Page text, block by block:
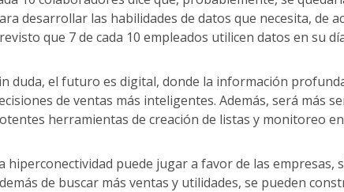
desarrollar las habilidades de datos que necesita, de
que 7 de cada 10 empleados utilicen datos en su
duda, el futuro es digital, donde la información
de ventas más inteligentes. Además, será más
herramientas de creación de listas y monitoreo
hiperconectividad puede jugar a favor de las
de buscar más ventas y utilidades, se pueden